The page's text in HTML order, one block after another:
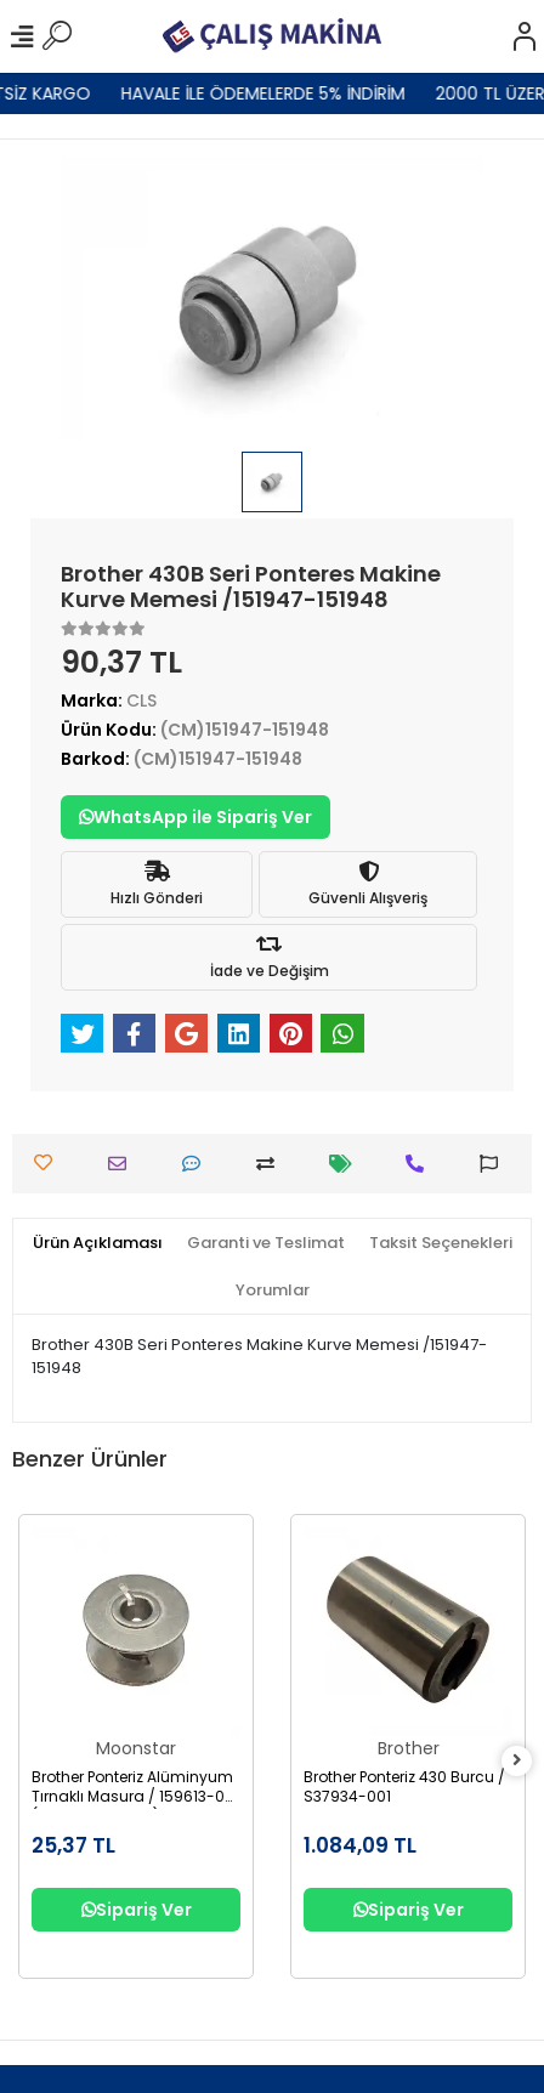
KARGO HAVALE İLE ÖDEMELERDE 5% İNDİRİM 2000 TL
Brother 430B Seri Ponteres Makine
Kurve Memesi /151947-151948
90,37 TL
Marka: CLS
Ürün Kodu: (CM)151947-151948
Barkod: (CM)151947-151948
WhatsApp ile Sipariş Ver
Hızlı Gönderi Güvenli Alışveriş
İade ve Değişim
Ürün Açıklaması Garanti ve Teslimat Taksit Seçenekleri
Yorumlar
Brother 430B Seri Ponteres Makine Kurve Memesi /151947-
151948
Benzer Ürünler
Moonstar
Brother Ponteriz Alüminyum
Tırnaklı Masura / 159613-001
(B1827-280-000)
25,37 TL
Sipariş Ver
Brother
Brother Ponteriz 430 Burcu /
S37934-001
1.084,09 TL
Sipariş Ver